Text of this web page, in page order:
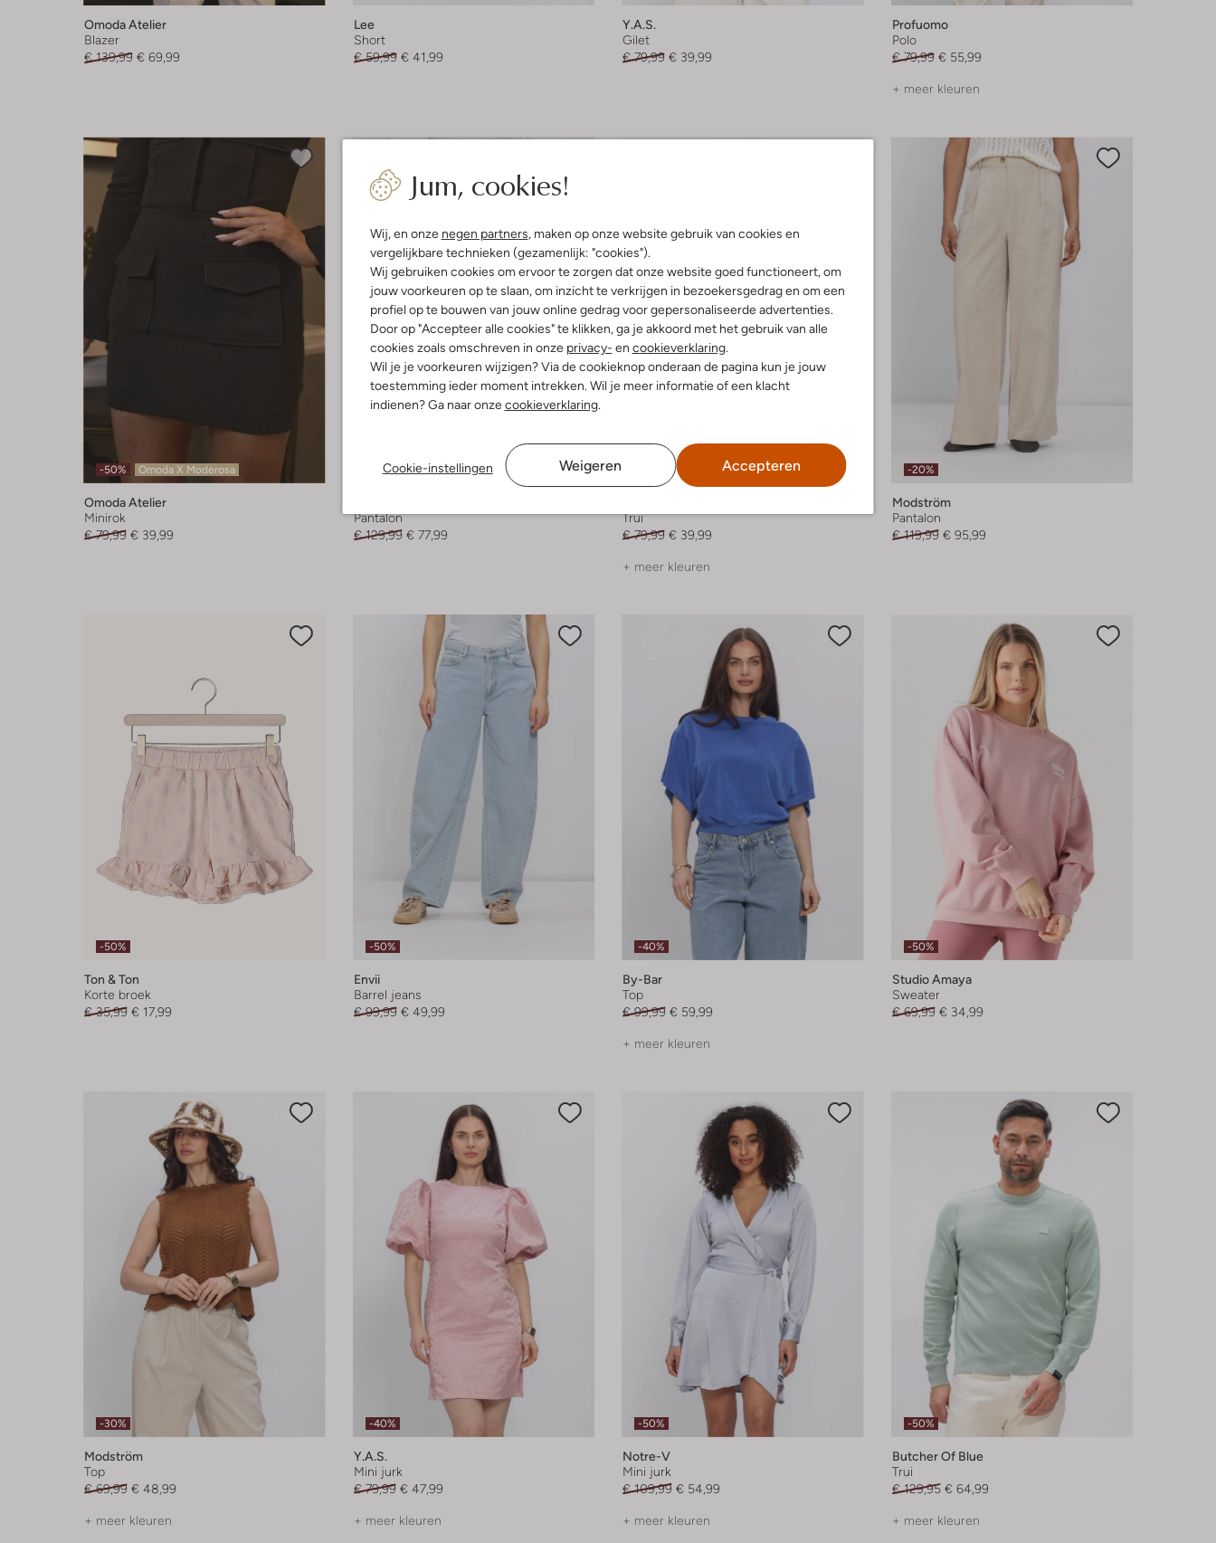
Jum, cookies!
Wij, en onze negen partners, maken op onze website gebruik van cookies en
vergelijkbare technieken (gezamenlijk: "cookies").
Wij gebruiken cookies om ervoor te zorgen dat onze website goed functioneert, om
jouw voorkeuren op te slaan, om inzicht te verkrijgen in bezoekersgedrag en om een
profiel op te bouwen van jouw online gedrag voor gepersonaliseerde advertenties.
Door op "Accepteer alle cookies" te klikken, ga je akkoord met het gebruik van alle
cookies zoals omschreven in onze privacy- en cookieverklaring.
Wil je je voorkeuren wijzigen? Via de cookieknop onderaan de pagina kun je jouw
toestemming ieder moment intrekken. Wil je meer informatie of een klacht
indienen? Ga naar onzecookieverklaring.
Cookie-instellingen Weigeren Accepteren
Omoda Atelier
Blazer
€ 139,99 € 69,99
Lee
Short
€ 59,99 € 41,99
Y.a.s.
Gilet
€ 79,99 € 39,99
Profuomo
Polo
€ 79,99 € 55,99
+ meer kleuren
-50% Omoda X Moderosa
Omoda Atelier
Minirok
€ 79,99 € 39,99
-40%
Pantalon
€ 129,99 € 77,99
Trui
€ 79,99 € 39,99
+ meer kleuren
-20%
Modström
Pantalon
€ 119,99 € 95,99
-50%
Ton & Ton
Korte broek
€ 35,99 € 17,99
-50%
Envii
Barrel jeans
€ 99,99 € 49,99
-40%
By-Bar
Top
€ 99,99 € 59,99
+ meer kleuren
-50%
Studio Amaya
Sweater
€ 69,99 € 34,99
-30%
Modström
Top
€ 69,99 € 48,99
+ meer kleuren
-40%
Y.a.s.
Mini jurk
€ 79,99 € 47,99
+ meer kleuren
-50%
Notre-V
Mini jurk
€ 109,99 € 54,99
+ meer kleuren
-50%
Butcher Of Blue
Trui
€ 129,95 € 64,99
+ meer kleuren